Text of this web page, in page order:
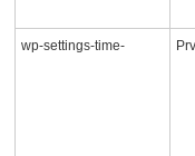
wp-settings-time-